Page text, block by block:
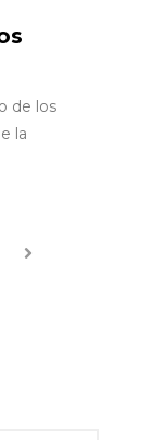
de los
la